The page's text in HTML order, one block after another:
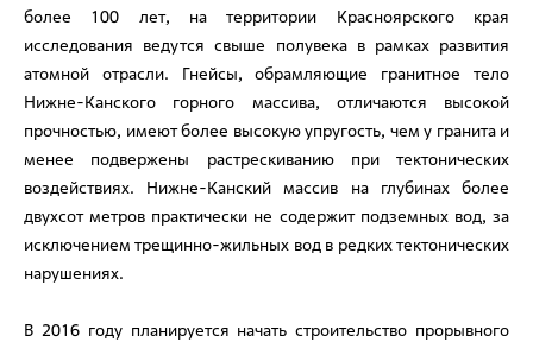
более 100 лет, на территории Красноярского края
исследования ведутся свыше полувека в рамках развития
атомной отрасли. Гнейсы, обрамляющие гранитное тело
Нижне-Канского горного массива, отличаются высокой
прочностью, имеют более высокую упругость, чем у гранита и
менее подвержены растрескиванию при тектонических
воздействиях. Нижне-Канский массив на глубинах более
двухсот метров практически не содержит подземных вод, за
исключением трещинно-жильных вод в редких тектонических
нарушениях.
В 2016 году планируется начать строительство прорывного